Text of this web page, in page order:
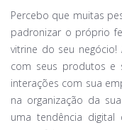
Percebo que muitas
padronizar o próprio
vitrine do seu
com seus produtos e
interações com sua
na organização da
uma tendência digital